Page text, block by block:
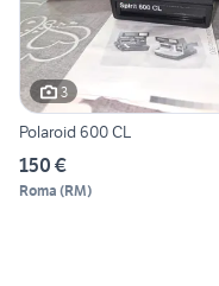
3
Polaroid 600 CL
150 €
Roma (RM)